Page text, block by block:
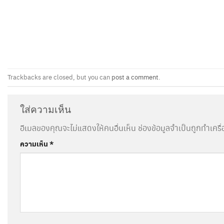
Trackbacks are closed, but you can post a comment.
ใส่ความเห็น
อีเมลของคุณจะไม่แสดงให้คนอื่นเห็น ช่องข้อมูลจำเป็นถูกทำเค
ความเห็น*